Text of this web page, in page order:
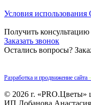
Условия использования
Получить консультацию
Заказать звонок
Остались вопросы?
Разработка и продвижение сайта
© 2026 г. «PRO.Цветы»
ИП Лобанова